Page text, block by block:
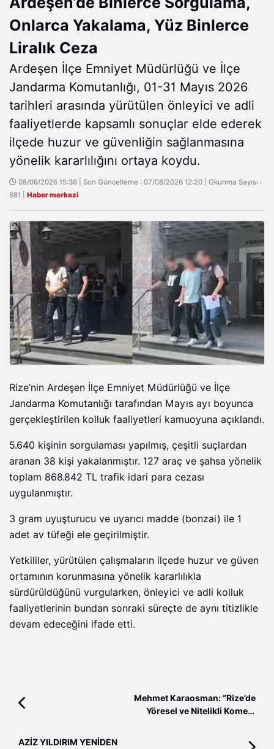
Onlarca Yakalama, Yüz Binlerce
Liralık Ceza
Ardeşen İlçe Emniyet Müdürlüğü ve İlçe
Jandarma Komutanlığı, 01-31 Mayıs 2026
tarihleri arasında yürütülen önleyici ve adli
faaliyetlerde kapsamlı sonuçlar elde ederek
ilçede huzur ve güvenliğin sağlanmasına
yönelik kararlılığını ortaya koydu.
08/06/2026 15:36 | Son Güncelleme : 07/08/2026 12:20 | Okunma Sayısı :
881 | Haber merkezi
Rize’nin Ardeşen İlçe Emniyet Müdürlüğü ve İlçe
Jandarma Komutanlığı tarafından Mayıs ayı boyunca
gerçekleştirilen kolluk faaliyetleri kamuoyuna açıklandı.
5.640 kişinin sorgulaması yapılmış, çeşitli suçlardan
aranan 38 kişi yakalanmıştır. 127 araç ve şahsa yönelik
toplam 868.842 TL trafik idari para cezası
uygulanmıştır.
3 gram uyuşturucu ve uyarıcı madde (bonzai) ile 1
adet av tüfeği ele geçirilmiştir.
Yetkililer, yürütülen çalışmaların ilçede huzur ve güven
ortamının korunmasına yönelik kararlılıkla
sürdürüldüğünü vurgularken, önleyici ve adli kolluk
faaliyetlerinin bundan sonraki süreçte de aynı titizlikle
devam edeceğini ifade etti.
Mehmet Karaosman: “Rize’de
Yöresel ve Nitelikli Komedi
AZİZ YILDIRIM YENİDEN